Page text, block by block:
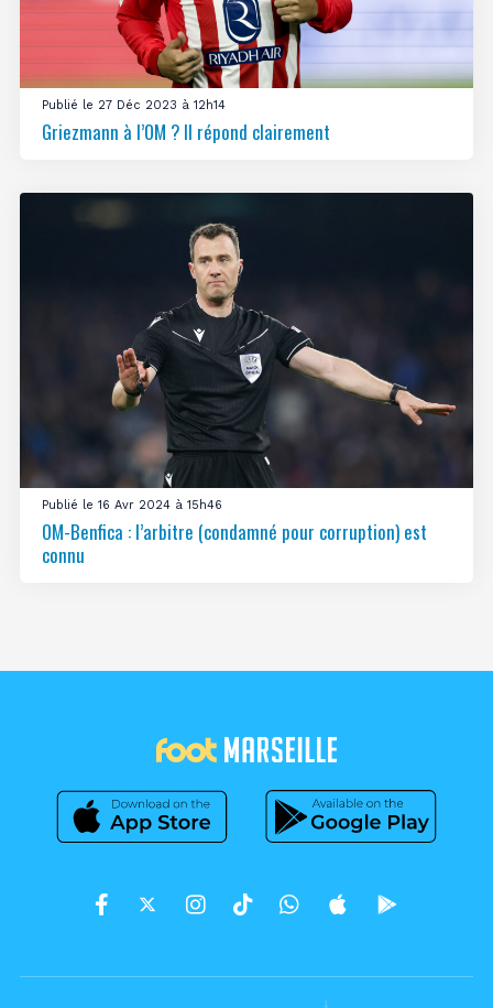
Publié le 27 Déc 2023 à 12h14
Griezmann à l’OM ? Il répond clairement
Publié le 16 Avr 2024 à 15h46
OM-Benfica : l’arbitre (condamné pour corruption) est
connu